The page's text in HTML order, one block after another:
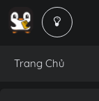
Trang Chủ